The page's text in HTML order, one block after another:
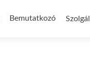
Bemutatkozó